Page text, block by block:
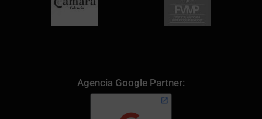
Agencia Google Partner: